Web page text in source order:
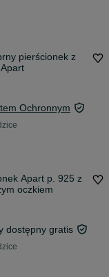
pierścionek z
Ochronnym
Apart p. 925 z
oczkiem
dostępny gratis